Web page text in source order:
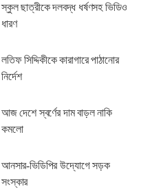
স্কুল ছাত্রীকে দলবদ্ধ ধর্ষণসহ ভিডিও
ধারণ
লতিফ সিদ্দিকীকে কারাগারে পাঠানোর
নির্দেশ
আজ দেশে স্বর্ণের দাম বাড়ল নাকি
কমলো
আনসার-ভিডিপির উদ্যোগে সড়ক
সংস্কার